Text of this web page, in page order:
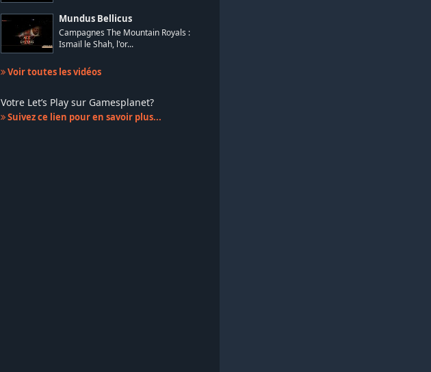
Mundus Bellicus
Campagnes The Mountain Royals :
Ismaïl le Shah, l'or...
Voir toutes les vidéos
Votre Let’s Play sur Gamesplanet?
Suivez ce lien pour en savoir plus...